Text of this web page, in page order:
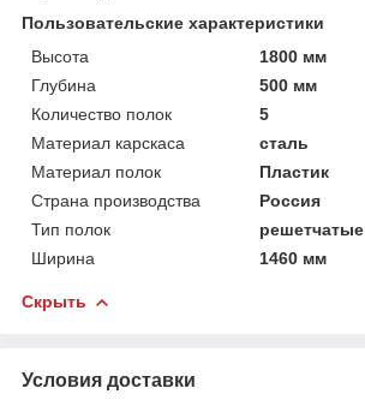
Пользовательские характеристики
Высота
1800 мм
Глубина
500 мм
Количество полок
5
Материал карскаса
сталь
Материал полок
Пластик
Страна производства
Россия
Тип полок
решетчатые
Ширина
1460 мм
Скрыть
Условия доставки